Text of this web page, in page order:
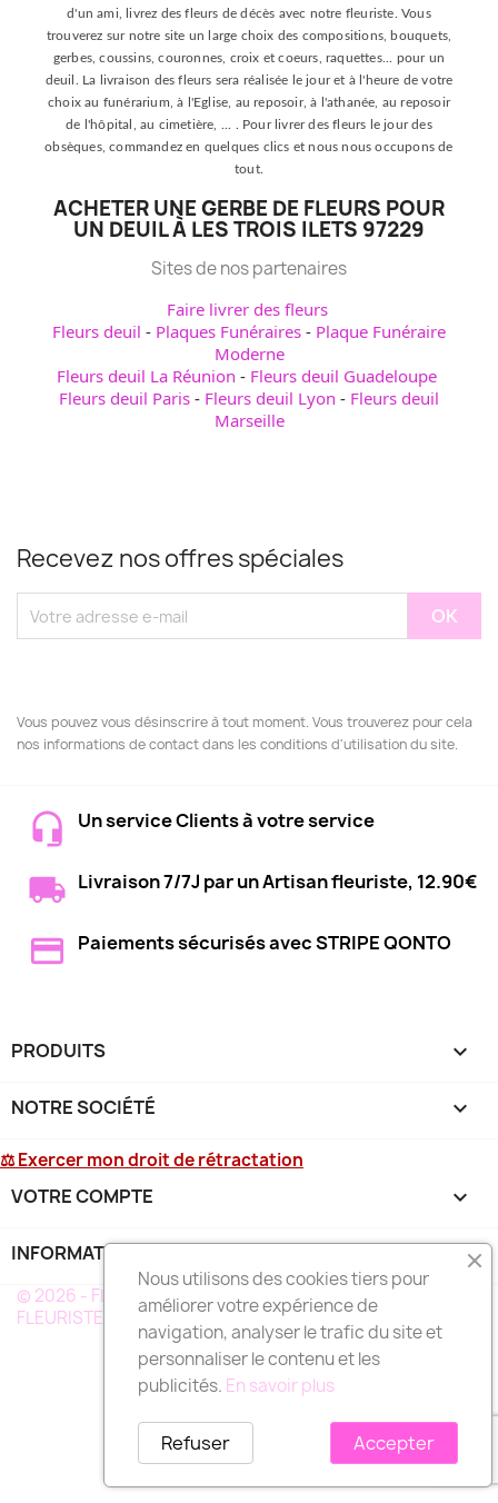
d'un ami, livrez des fleurs de décès avec notre fleuriste. Vous
trouverez sur notre site un large choix des compositions, bouquets,
gerbes, coussins, couronnes, croix et coeurs, raquettes... pour un
deuil. La livraison des fleurs sera réalisée le jour et à l'heure de votre
choix au funérarium, à l'Eglise, au reposoir, à l'athanée, au reposoir
de l'hôpital, au cimetière, ... . Pour livrer des fleurs le jour des
obsèques, commandez en quelques clics et nous nous occupons de
tout.
ACHETER UNE GERBE DE FLEURS POUR
UN DEUIL À LES TROIS ILETS 97229
Sites de nos partenaires
Faire livrer des fleurs
Fleurs deuil - Plaques Funéraires - Plaque Funéraire
Moderne
Fleurs deuil La Réunion - Fleurs deuil Guadeloupe
Fleurs deuil Paris - Fleurs deuil Lyon - Fleurs deuil
Marseille
Recevez nos offres spéciales
Vous pouvez vous désinscrire à tout moment. Vous trouverez pour cela
nos informations de contact dans les conditions d'utilisation du site.
Un service Clients à votre service
Livraison 7/7J par un Artisan fleuriste, 12.90€
Paiements sécurisés avec STRIPE QONTO
PRODUITS 
NOTRE SOCIÉTÉ 
⚖ Exercer mon droit de rétractation
VOTRE COMPTE 
INFORMATIONS keyboard_arrow_down
© 2026 - FLEURS DEUIL MARTINIQUE - UN RÉSEAU DE
FLEURISTE A VOTRE SERVICE EN MARTINIQUE
Nous utilisons des cookies tiers pour
améliorer votre expérience de
navigation, analyser le trafic du site et
personnaliser le contenu et les
publicités. En savoir plus
Accepter
Refuser